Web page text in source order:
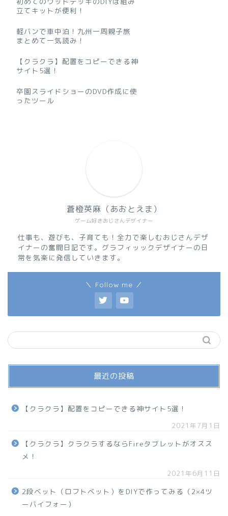
立てキットが便利！
軽バンで車中泊！九州一周親子旅
まとめて一気読み！
【クラクラ】配置をコピーできる神
サイト5選！
卒園スライドショーのDVD作成に使
ったツール
ゲーム好きおじさんデザイナー
蒼橙英麻（あおとえま）
仕事も、遊びも、子育ても！全力で楽しむおじさんデザ
イナーの奮闘日記です。グラフィッックデザイナーの日
常を気楽に発信していきます。
＼ Follow me ／
最近の投稿
【クラクラ】配置をコピーできる神サイト5選！
2021年7月1日
【クラクラ】クラクラするならFireタブレットがオスス
メ！
2021年6月11日
2段ベット（ロフトベット）をDIYで作ってみる（2×4ツ
ーバイフォー）